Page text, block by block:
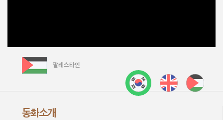
팔레스타인
동화소개